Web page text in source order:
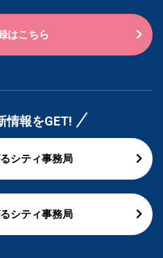
はこちら
情報をGET!
シティ事務局
シティ事務局